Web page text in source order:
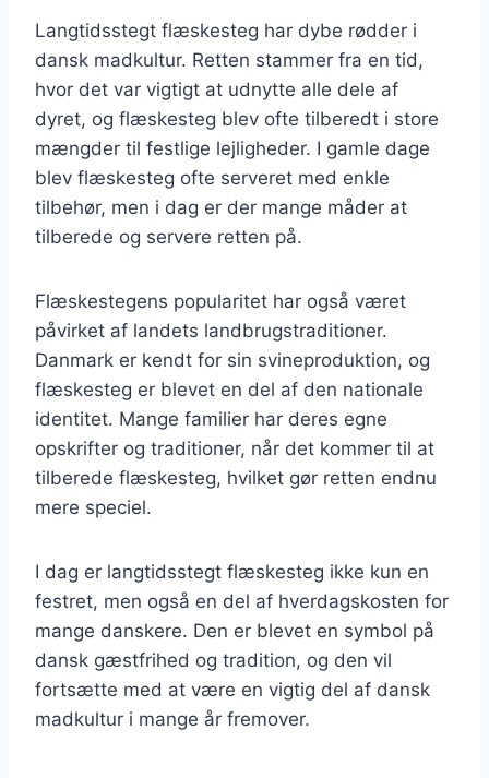
Langtidsstegt flæskesteg har dybe rødder i
dansk madkultur. Retten stammer fra en tid,
hvor det var vigtigt at udnytte alle dele af
dyret, og flæskesteg blev ofte tilberedt i store
mængder til festlige lejligheder. I gamle dage
blev flæskesteg ofte serveret med enkle
tilbehør, men i dag er der mange måder at
tilberede og servere retten på.
Flæskestegens popularitet har også været
påvirket af landets landbrugstraditioner.
Danmark er kendt for sin svineproduktion, og
flæskesteg er blevet en del af den nationale
identitet. Mange familier har deres egne
opskrifter og traditioner, når det kommer til at
tilberede flæskesteg, hvilket gør retten endnu
mere speciel.
I dag er langtidsstegt flæskesteg ikke kun en
festret, men også en del af hverdagskosten for
mange danskere. Den er blevet en symbol på
dansk gæstfrihed og tradition, og den vil
fortsætte med at være en vigtig del af dansk
madkultur i mange år fremover.